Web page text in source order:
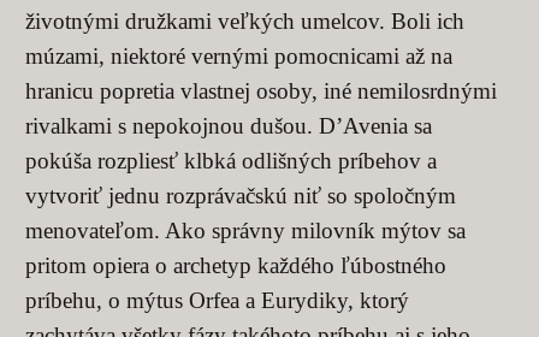
životnými družkami veľkých umelcov. Boli ich
múzami, niektoré vernými pomocnicami až na
hranicu popretia vlastnej osoby, iné nemilosrdnými
rivalkami s nepokojnou dušou. D’Avenia sa
pokúša rozpliesť klbká odlišných príbehov a
vytvoriť jednu rozprávačskú niť so spoločným
menovateľom. Ako správny milovník mýtov sa
pritom opiera o archetyp každého ľúbostného
príbehu, o mýtus Orfea a Eurydiky, ktorý